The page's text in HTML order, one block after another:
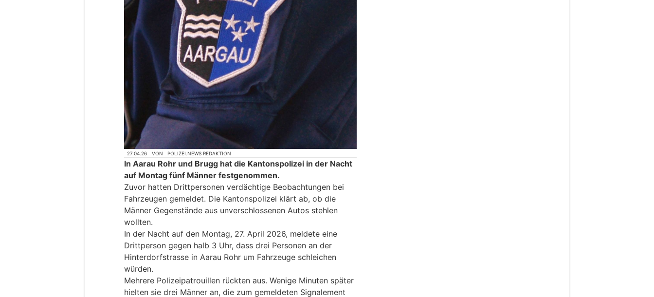
27.04.26 VON POLIZEI.NEWS REDAKTION
In Aarau Rohr und Brugg hat die Kantonspolizei in der Nacht
auf Montag fünf Männer festgenommen.
Zuvor hatten Drittpersonen verdächtige Beobachtungen bei
Fahrzeugen gemeldet. Die Kantonspolizei klärt ab, ob die
Männer Gegenstände aus unverschlossenen Autos stehlen
wollten.
In der Nacht auf den Montag, 27. April 2026, meldete eine
Drittperson gegen halb 3 Uhr, dass drei Personen an der
Hinterdorfstrasse in Aarau Rohr um Fahrzeuge schleichen
würden.
Mehrere Polizeipatrouillen rückten aus. Wenige Minuten später
hielten sie drei Männer an, die zum gemeldeten Signalement